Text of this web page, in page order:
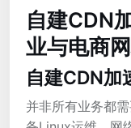
自建CDN
业与电商
自建CDN加
并非所有业务都